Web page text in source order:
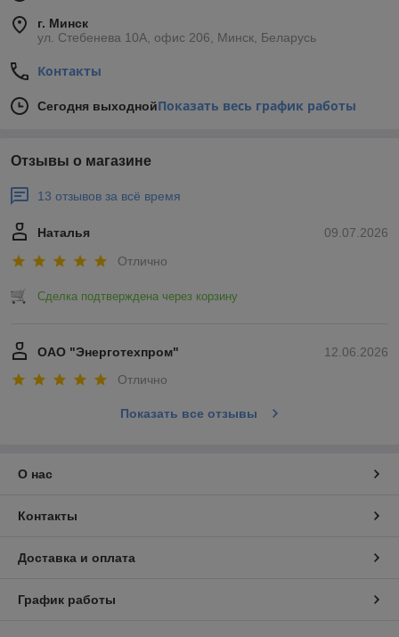
г. Минск
ул. Стебенева 10А, офис 206, Минск, Беларусь
Контакты
Сегодня выходнойПоказать весь график работы
Отзывы о магазине
13 отзывов за всё время
09.07.2026
Наталья
Отлично
Сделка подтверждена через корзину
12.06.2026
ОАО "Энерготехпром"
Отлично
Показать все отзывы
О нас
Контакты
Доставка и оплата
График работы